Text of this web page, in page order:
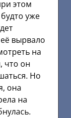
этом
уже
вырвало
на
что он
Но
она
на